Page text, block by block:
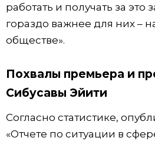
работать и получать за это
гораздо важнее для них –
обществе».
Похвалы премьера и
Сибусавы Эйити
Согласно статистике,
«Отчете по ситуации в